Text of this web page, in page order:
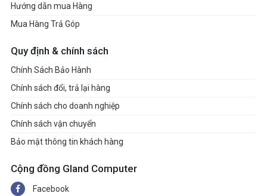
Hướng dẫn mua Hàng
Mua Hàng Trả Góp
Quy định & chính sách
Chính Sách Bảo Hành
Chính sách đổi, trả lại hàng
Chính sách cho doanh nghiệp
Chính sách vận chuyển
Bảo mật thông tin khách hàng
Cộng đồng Gland Computer
Facebook